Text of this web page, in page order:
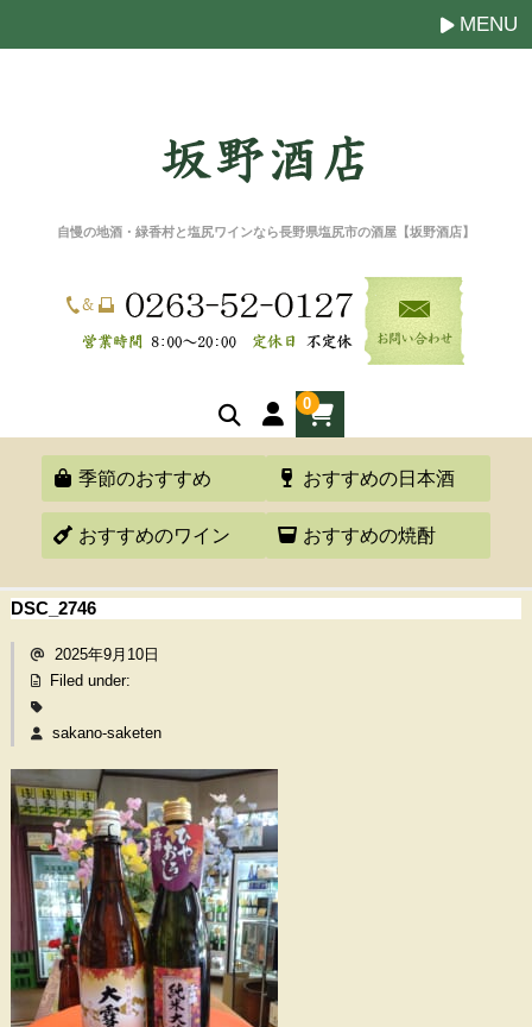
自慢の地酒・緑香村と塩尻ワインなら長野県塩尻市の酒屋【坂野酒店】
0
MENU
季節のおすすめ おすすめの日本酒
おすすめのワイン おすすめの焼酎
DSC_2746
2025年9月10日
Filed under:
sakano-saketen